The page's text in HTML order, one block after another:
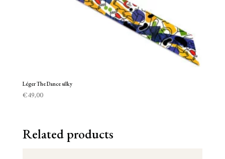
Léger The Dance silky
€49,00
Related products